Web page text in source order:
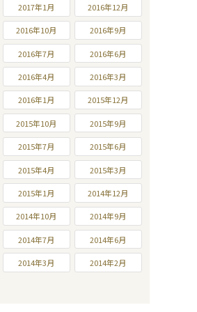
2017年1月 2016年12月
2016年10月 2016年9月
2016年7月 2016年6月
2016年4月 2016年3月
2016年1月 2015年12月
2015年10月 2015年9月
2015年7月 2015年6月
2015年4月 2015年3月
2015年1月 2014年12月
2014年10月 2014年9月
2014年7月 2014年6月
2014年3月 2014年2月